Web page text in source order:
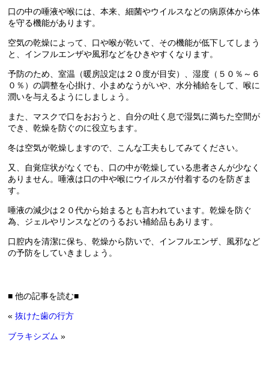
口の中の唾液や喉には、本来、細菌やウイルスなどの病原体から体
を守る機能があります。
空気の乾燥によって、口や喉が乾いて、その機能が低下してしまう
と、インフルエンザや風邪などをひきやすくなります。
予防のため、室温（暖房設定は２０度が目安）、湿度（５０％～６
０％）の調整を心掛け、小まめなうがいや、水分補給をして、喉に
潤いを与えるようにしましょう。
また、マスクで口をおおうと、自分の吐く息で湿気に満ちた空間が
でき、乾燥を防ぐのに役立ちます。
冬は空気が乾燥しますので、こんな工夫もしてみてください。
又、自覚症状がなくでも、口の中が乾燥している患者さんが少なく
ありません。唾液は口の中や喉にウイルスが付着するのを防ぎま
す。
唾液の減少は２０代から始まるとも言われています。乾燥を防ぐ
為、ジェルやリンスなどのうるおい補給品もあります。
口腔内を清潔に保ち、乾燥から防いで、インフルエンザ、風邪など
の予防をしていきましょう。
■ 他の記事を読む■
«抜けた歯の行方
ブラキシズム »